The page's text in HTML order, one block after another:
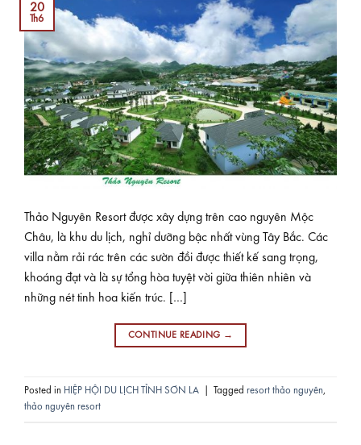
20
Th6
Thảo Nguyên Resort được xây dựng trên cao nguyên Mộc
Châu, là khu du lịch, nghỉ dưỡng bậc nhất vùng Tây Bắc. Các
villa nằm rải rác trên các sườn đồi được thiết kế sang trọng,
khoáng đạt và là sự tổng hòa tuyệt vời giữa thiên nhiên và
những nét tinh hoa kiến trúc. […]
CONTINUE READING →
Posted in HIỆP HỘI DU LỊCH TỈNH SƠN LA Tagged resort thảo nguyên,
thảo nguyên resort